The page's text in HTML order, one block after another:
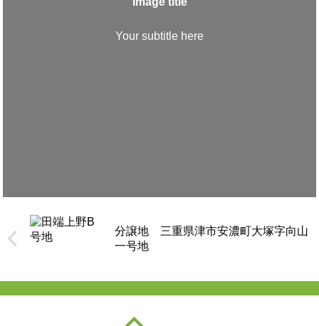
Your subtitle here
分譲地 三重県津市安濃町大塚字向山
一号地